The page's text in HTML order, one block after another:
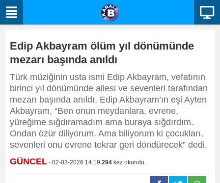
Edip Akbayram ölüm yıl dönümünde
mezarı başında anıldı
Türk müziğinin usta ismi Edip Akbayram, vefatının
birinci yıl dönümünde ailesi ve sevenleri tarafından
mezarı başında anıldı. Edip Akbayram’ın eşi Ayten
Akbayram, “Ben onun meydanlara, evrene,
yüreğime sığdıramadım ama buraya sığdırdım.
Ondan özür diliyorum. Ama biliyorum ki çocukları,
sevenleri onu evrene tekrar geri döndürecek” dedi.
GÜNCEL - 02-03-2026 14:19 294 kez okundu.